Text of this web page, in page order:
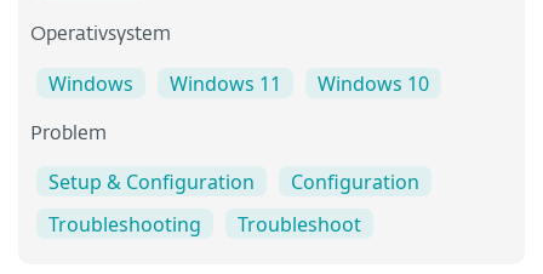
Operativsystem
Windows Windows 11 Windows 10
Problem
Setup & Configuration
Configuration
Troubleshooting
Troubleshoot